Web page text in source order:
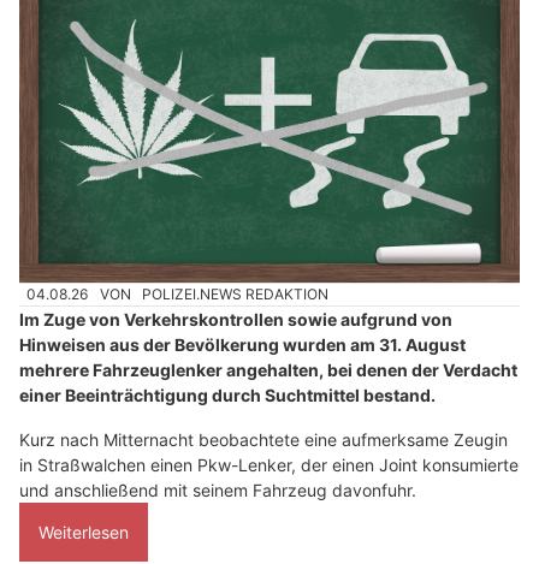
04.08.26 VON POLIZEI.NEWS REDAKTION
Im Zuge von Verkehrskontrollen sowie aufgrund von
Hinweisen aus der Bevölkerung wurden am 31. August
mehrere Fahrzeuglenker angehalten, bei denen der Verdacht
einer Beeinträchtigung durch Suchtmittel bestand.
Kurz nach Mitternacht beobachtete eine aufmerksame Zeugin
in Straßwalchen einen Pkw-Lenker, der einen Joint konsumierte
und anschließend mit seinem Fahrzeug davonfuhr.
Weiterlesen